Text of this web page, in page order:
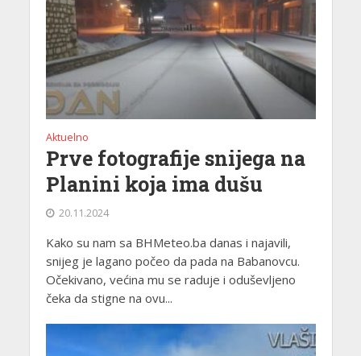
Aktuelno
Prve fotografije snijega na
Planini koja ima dušu
20.11.2024
Kako su nam sa BHMeteo.ba danas i najavili,
snijeg je lagano počeo da pada na Babanovcu.
Očekivano, većina mu se raduje i oduševljeno
čeka da stigne na ovu...